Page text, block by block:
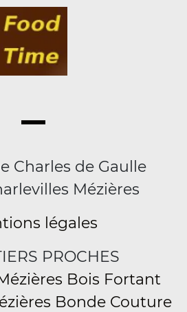
Charles de Gaulle
Mézières
légales
PROCHES
Bois Fortant
Bonde Couture